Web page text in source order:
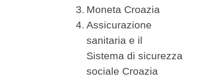
Moneta Croazia
Assicurazione
sanitaria e il
Sistema di sicurezza
sociale Croazia